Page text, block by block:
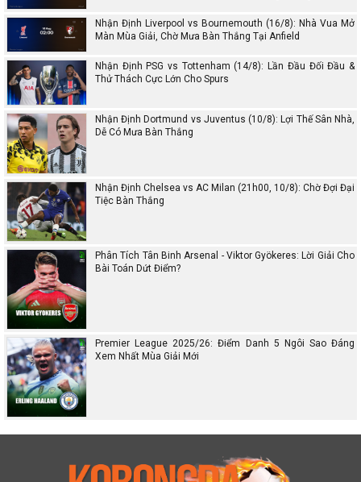
Nhận Định Liverpool vs Bournemouth (16/8): Nhà Vua Mở
Màn Mùa Giải, Chờ Mưa Bàn Thắng Tại Anfield
Nhận Định PSG vs Tottenham (14/8): Lần Đầu Đối Đầu &
Thử Thách Cực Lớn Cho Spurs
Nhận Định Dortmund vs Juventus (10/8): Lợi Thế Sân Nhà,
Dễ Có Mưa Bàn Thắng
Nhận Định Chelsea vs AC Milan (21h00, 10/8): Chờ Đợi Đại
Tiệc Bàn Thắng
Phân Tích Tân Binh Arsenal - Viktor Gyökeres: Lời Giải Cho
Bài Toán Dứt Điểm?
Premier League 2025/26: Điểm Danh 5 Ngôi Sao Đáng
Xem Nhất Mùa Giải Mới